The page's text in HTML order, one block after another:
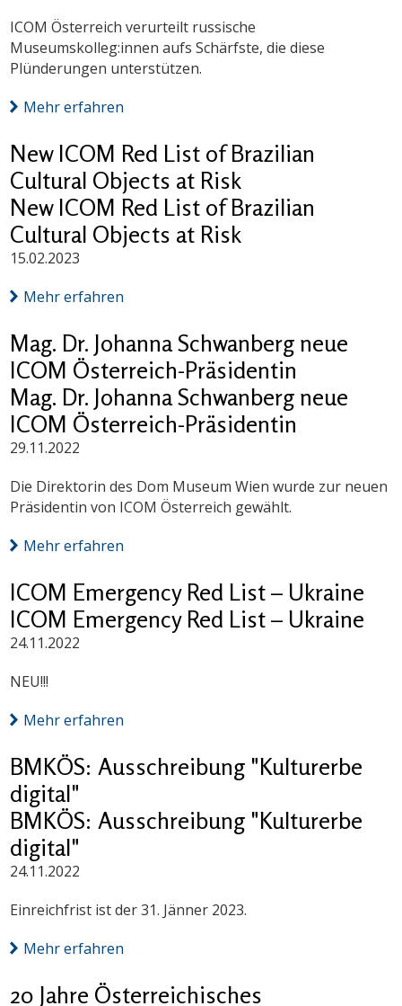
ICOM Österreich verurteilt russische
Museumskolleg:innen aufs Schärfste, die diese
Plünderungen unterstützen.
Mehr erfahren
New ICOM Red List of Brazilian
Cultural Objects at Risk
New ICOM Red List of Brazilian
Cultural Objects at Risk
15.02.2023
Mehr erfahren
Mag. Dr. Johanna Schwanberg neue
ICOM Österreich-Präsidentin
Mag. Dr. Johanna Schwanberg neue
ICOM Österreich-Präsidentin
29.11.2022
Die Direktorin des Dom Museum Wien wurde zur neuen
Präsidentin von ICOM Österreich gewählt.
Mehr erfahren
ICOM Emergency Red List – Ukraine
ICOM Emergency Red List – Ukraine
24.11.2022
NEU!!!
Mehr erfahren
BMKÖS: Ausschreibung "Kulturerbe
digital"
BMKÖS: Ausschreibung "Kulturerbe
digital"
24.11.2022
Einreichfrist ist der 31. Jänner 2023.
Mehr erfahren
20 Jahre Österreichisches